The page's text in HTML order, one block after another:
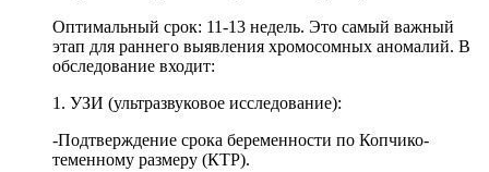
Оптимальный срок: 11-13 недель. Это самый важный
этап для раннего выявления хромосомных аномалий. В
обследование входит:
1. УЗИ (ультразвуковое исследование):
-Подтверждение срока беременности по Копчико-
теменному размеру (КТР).